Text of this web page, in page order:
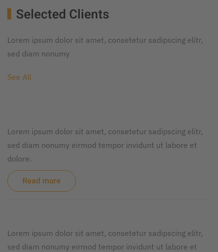
Selected Clients
Lorem ipsum dolor sit amet, consetetur sadipscing elitr,
sed diam nonumy
See All
Lorem ipsum dolor sit amet, consetetur sadipscing elitr,
sed diam nonumy eirmod tempor invidunt ut labore et
dolore.
Read more
Lorem ipsum dolor sit amet, consetetur sadipscing elitr,
sed diam nonumy eirmod tempor invidunt ut labore et